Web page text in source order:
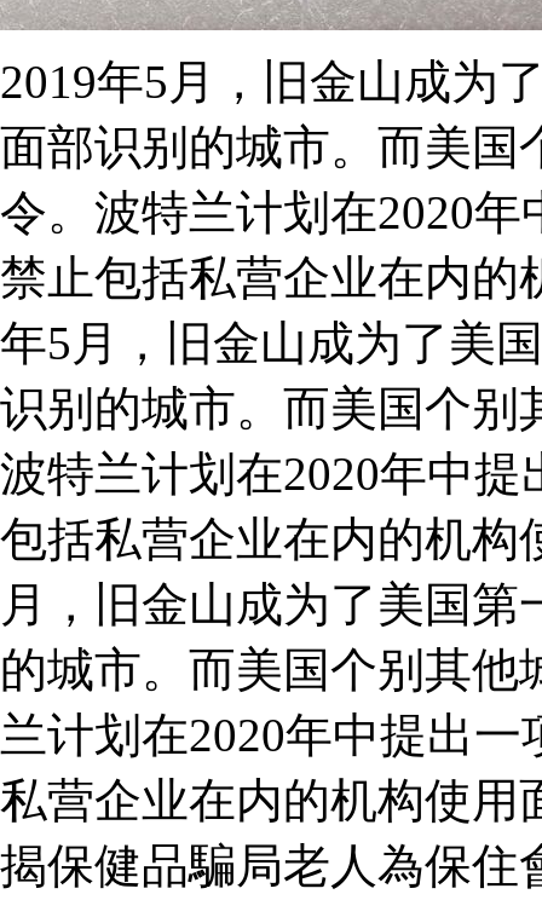
2019年5月，旧金山成为
面部识别的城市。而美国
令。波特兰计划在2020
禁止包括私营企业在内的
年5月，旧金山成为了美
识别的城市。而美国个别
波特兰计划在2020年中
包括私营企业在内的机构
月，旧金山成为了美国
的城市。而美国个别其
兰计划在2020年中提出
私营企业在内的机构使
揭保健品騙局老人為保